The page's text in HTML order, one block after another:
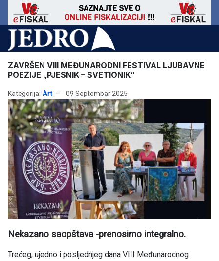
ZAVRŠEN VIII MEĐUNARODNI FESTIVAL LJUBAVNE
POEZIJE „PJESNIK – SVETIONIK“
Kategorija: Art 09 Septembar 2025
Nekazano saopštava -prenosimo integralno.
Trećeg, ujedno i posljednjeg dana VIII Međunarodnog